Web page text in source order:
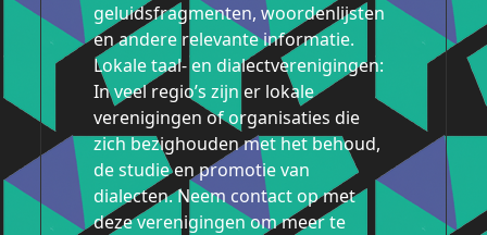
geluidsfragmenten, woordenlijsten
en andere relevante informatie.
Lokale taal- en dialectverenigingen:
In veel regio’s zijn er lokale
verenigingen of organisaties die
zich bezighouden met het behoud,
de studie en promotie van
dialecten. Neem contact op met
deze verenigingen om meer te